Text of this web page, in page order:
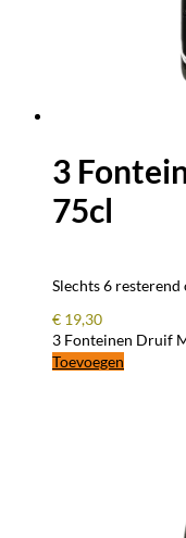
3
75cl
Slechts 6
€ 19,30
3 Fonteinen Druif
Toevoegen